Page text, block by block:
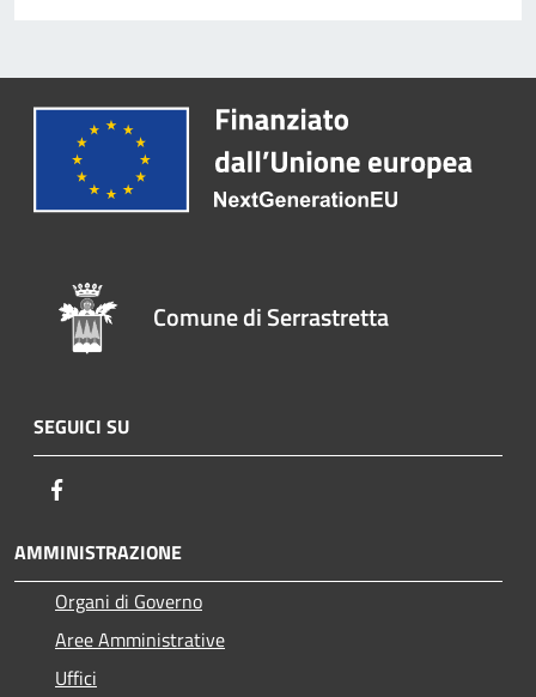
Comune di Serrastretta
SEGUICI SU
AMMINISTRAZIONE
Organi di Governo
Aree Amministrative
Uffici